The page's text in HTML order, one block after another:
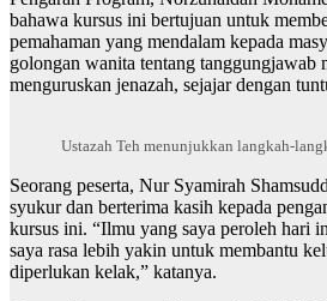
bahawa kursus ini bertujuan untuk
pemahaman yang mendalam kepada
golongan wanita tentang tanggungjawab
menguruskan jenazah, sejajar dengan
Ustazah Teh menunjukkan langkah-
Seorang peserta, Nur Syamirah
syukur dan berterima kasih kepada
kursus ini. “Ilmu yang saya peroleh hari
saya rasa lebih yakin untuk membantu
diperlukan kelak,” katanya.